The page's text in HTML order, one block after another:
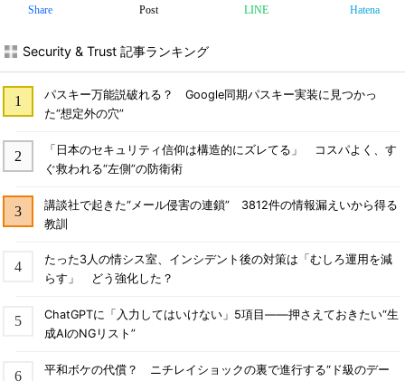
Share Post LINE Hatena
Security & Trust 記事ランキング
パスキー万能説破れる？ Google同期パスキー実装に見つかっ
た“想定外の穴”
「日本のセキュリティ信仰は構造的にズレてる」 コスパよく、す
ぐ救われる“左側”の防衛術
講談社で起きた“メール侵害の連鎖” 3812件の情報漏えいから得る
教訓
たった3人の情シス室、インシデント後の対策は「むしろ運用を減
らす」 どう強化した？
ChatGPTに「入力してはいけない」5項目――押さえておきたい“生
成AIのNGリスト”
平和ボケの代償？ ニチレイショックの裏で進行する“ド級のデー